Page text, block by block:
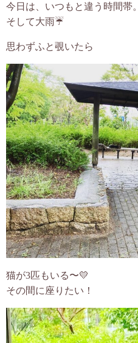
お客様の声
プロフィール
あざまゆきえからのお便り
ブログ
お問合せ
今日は、いつもと違う時間帯。
そして大雨☔️
思わずふと覗いたら
猫が3匹もいる〜💛
その間に座りたい！